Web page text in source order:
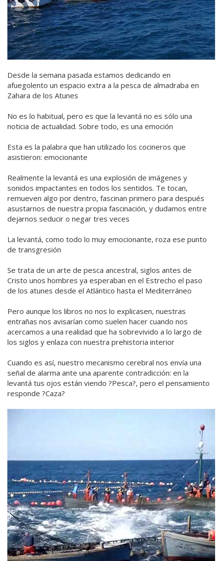
Desde la semana pasada estamos dedicando en
afuegolento un espacio extra a la pesca de almadraba en
Zahara de los Atunes
No es lo habitual, pero es que la levantá no es sólo una
noticia de actualidad. Sobre todo, es una emoción
Esta es la palabra que han utilizado los cocineros que
asistieron: emocionante
Realmente la levantá es una explosión de imágenes y
sonidos impactantes en todos los sentidos. Te tocan,
remueven algo por dentro, fascinan primero para después
asustarnos de nuestra propia fascinación, y dudamos entre
dejarnos seducir o negar tres veces
La levantá, como todo lo muy emocionante, roza ese punto
de transgresión
Se trata de un arte de pesca ancestral, siglos antes de
Cristo unos hombres ya esperaban en el Estrecho el paso
de los atunes desde el Atlántico hasta el Mediterráneo
Pero aunque los libros no nos lo explicasen, nuestras
entrañas nos avisarían como suelen hacer cuando nos
acercamos a una realidad que ha sobrevivido a lo largo de
los siglos y enlaza con nuestra prehistoria interior
Cuando es así, nuestro mecanismo cerebral nos envía una
señal de alarma ante una aparente contradicción: en la
levantá tus ojos están viendo ?Pesca?, pero el pensamiento
responde ?Caza?